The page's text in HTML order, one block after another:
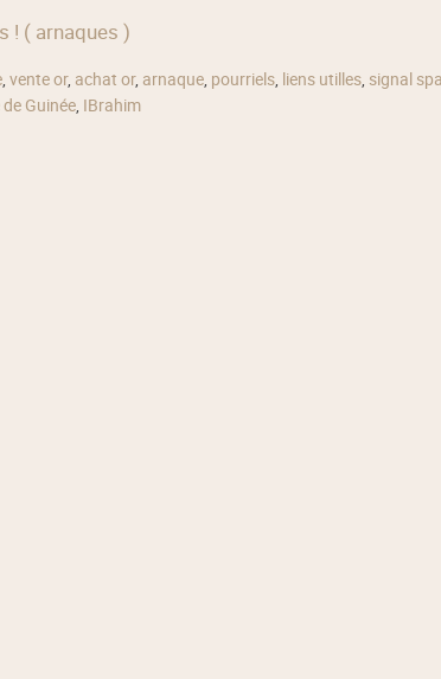
! ( arnaques )
, vente or, achat or, arnaque, pourriels, liens utilles, signal
Guinée, IBrahim